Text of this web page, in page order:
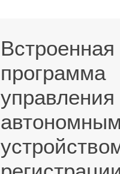
Встроенная
программа
управления